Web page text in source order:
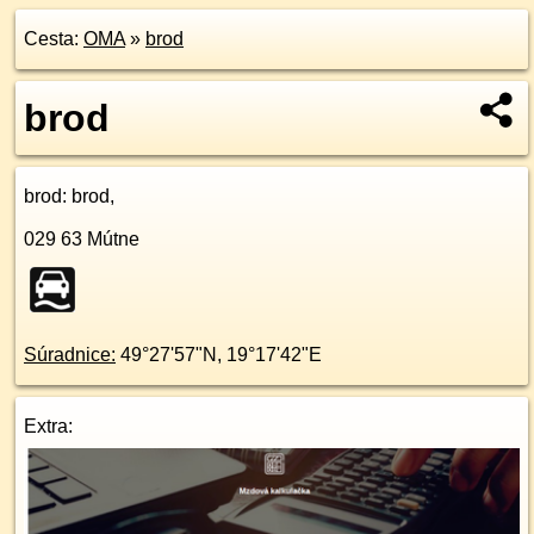
Cesta: OMA» brod
brod
brod: brod,
029 63 Mútne
Súradnice: 49°27'57"N , 19°17'42"E
Extra: